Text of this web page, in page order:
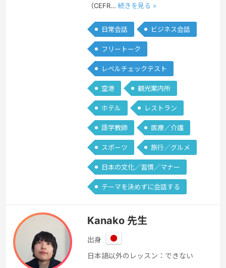
（CEFR… 続きを見る »
日常会話 ビジネス会話
フリートーク
レベルチェックテスト
空港 観光案内所
ホテル レストラン
語学教師 医療／介護
スポーツ 旅行／グルメ
日本の文化／習慣／マナー
テーマを決めずに会話する
Kanako 先生
出身
日
本
日本語以外のレッスン：できない